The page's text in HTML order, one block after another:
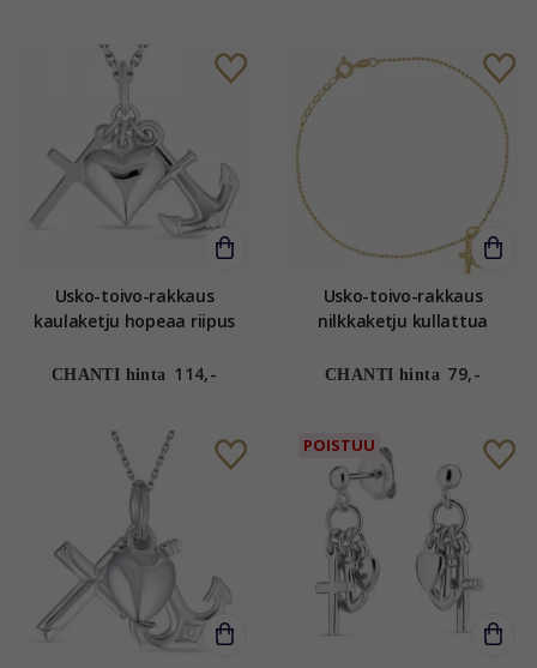
Usko-toivo-rakkaus
kaulaketju hopeaa riipus
CHANTI hinta 114,-
Usko-toivo-rakkaus
nilkkaketju kullattua
CHANTI hinta 79,-
POISTUU